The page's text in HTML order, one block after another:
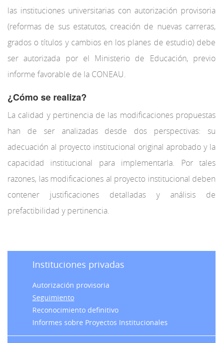
las instituciones universitarias con autorización provisoria
(reformas de sus estatutos, creación de nuevas carreras,
grados o títulos y cambios en los planes de estudio) debe
ser autorizada por el Ministerio de Educación, previo
informe favorable de la CONEAU.
¿Cómo se realiza?
La calidad y pertinencia de las modificaciones propuestas
han de ser analizadas desde dos perspectivas: su
adecuación al proyecto institucional original aprobado y la
capacidad institucional para implementarla. Por tales
razones, las modificaciones al proyecto institucional deben
contener justificaciones detalladas y análisis de
prefactibilidad y pertinencia.
Instituciones privadas
Autorización provisoria
Seguimiento
Reconocimiento definitivo
Informes sobre Proyectos Institucionales